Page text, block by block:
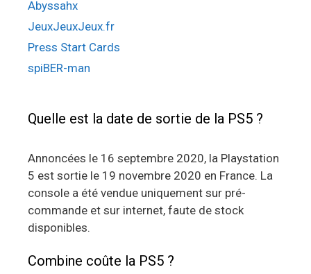
Abyssahx
JeuxJeuxJeux.fr
Press Start Cards
spiBER-man
Quelle est la date de sortie de la PS5 ?
Annoncées le 16 septembre 2020, la Playstation
5 est sortie le 19 novembre 2020 en France. La
console a été vendue uniquement sur pré-
commande et sur internet, faute de stock
disponibles.
Combine coûte la PS5 ?